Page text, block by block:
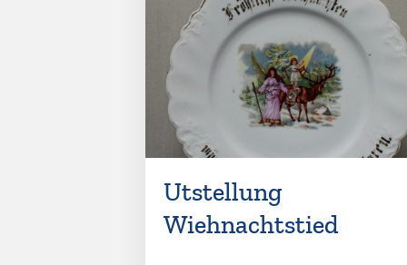
Utstellung
Wiehnachtstied